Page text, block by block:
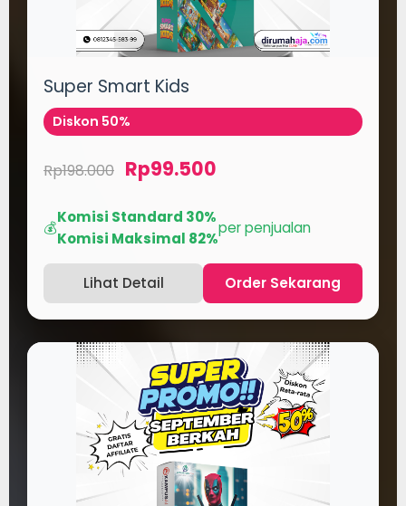
Super Smart Kids
Diskon 50%
Rp198.000 Rp99.500
💰
Komisi Standard 30%
Komisi Maksimal 82%
per penjualan
Lihat Detail Order Sekarang